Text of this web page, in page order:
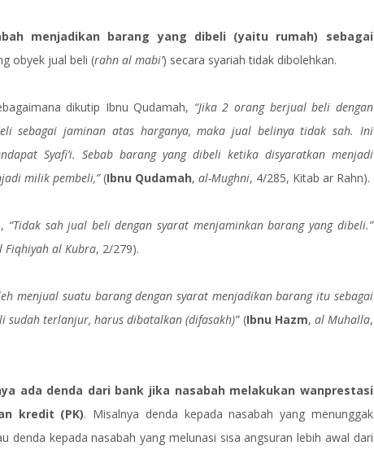
menjadikan barang yang dibeli (yaitu rumah) sebagai
obyek jual beli (rahn al mabi’) secara syariah tidak dibolehkan.
dikutip Ibnu Qudamah, “Jika 2 orang berjual beli dengan
sebagai jaminan atas harganya, maka jual belinya tidak sah. Ini
Syafi’i. Sebab barang yang dibeli ketika disyaratkan menjadi
milik pembeli,”(Ibnu Qudamah, al-Mughni, 4/285, Kitab ar Rahn).
“Tidak sah jual beli dengan syarat menjaminkan barang yang dibeli.”
Fiqhiyah al Kubra, 2/279).
menjual suatu barang dengan syarat menjadikan barang itu sebagai
sudah terlanjur, harus dibatalkan (difasakh)”(Ibnu Hazm, al Muhalla,
ada denda dari bank jika nasabah melakukan wanprestasi
kredit (PK). Misalnya denda kepada nasabah yang menunggak
denda kepada nasabah yang melunasi sisa angsuran lebih awal dari